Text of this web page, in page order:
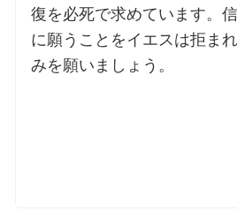
復を必死で求めています。
に願うことをイエスは拒ま
みを願いましょう。